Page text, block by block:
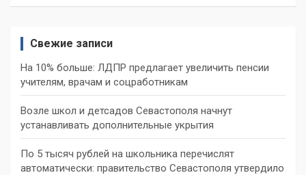
Свежие записи
На 10% больше: ЛДПР предлагает увеличить пенсии
учителям, врачам и соцработникам
Возле школ и детсадов Севастополя начнут
устанавливать дополнительные укрытия
По 5 тысяч рублей на школьника перечислят
автоматически: правительство Севастополя утвердило